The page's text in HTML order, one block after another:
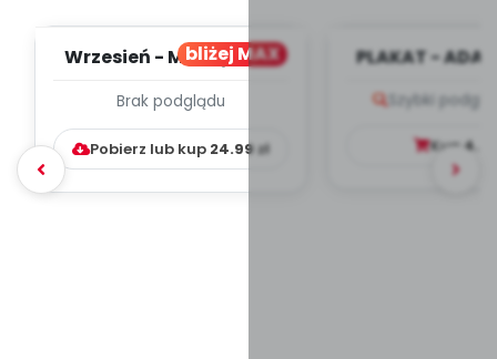
bliżej MAX
Wrzesień - MIESIĘCZNY
WYCHOWAWCZO –
DYDAKTYC...
Brak podglądu
Pobierz lub kup 24.99zł
PLAKAT -
Szybki
Kup